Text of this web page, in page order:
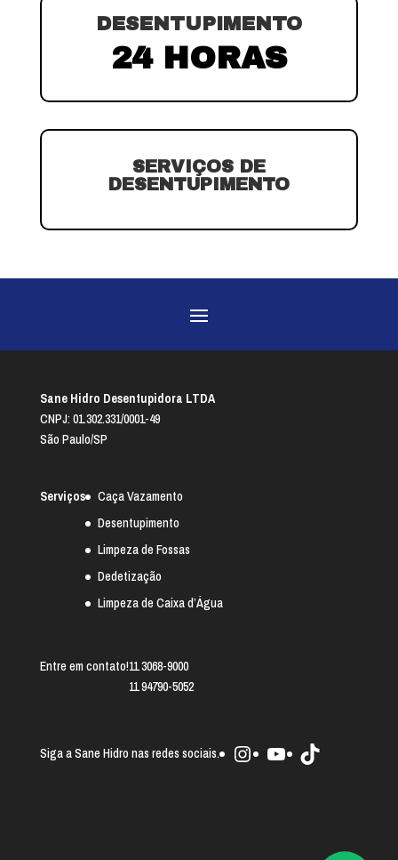
DESENTUPIMENTO
24 HORAS
SERVIÇOS DE
DESENTUPIMENTO
Sane Hidro Desentupidora LTDA
CNPJ: 01.302.331/0001-49
São Paulo/SP
Serviços
Caça Vazamento
Desentupimento
Limpeza de Fossas
Dedetização
Limpeza de Caixa d’Água
Entre em contato!11 3068-9000
11 94790-5052
Siga a Sane Hidro nas redes sociais. Instagram
YoutubeTikTok